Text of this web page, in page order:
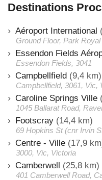
Destinations
Aéroport International
Ground Floor, Park
Essendon Fields
Essendon Fields, 3041
Campbellfield (9,4 km)
Campbellfield, 3061, Vic,
Caroline Springs Ville
1045 Ballarat Road,
Footscray (14,4 km)
69 Hopkins St (cnr Irvin
Centre - Ville (17,9
3000, Vic, Victoria
Camberwell (25,8 km)
401 Camberwell Road,